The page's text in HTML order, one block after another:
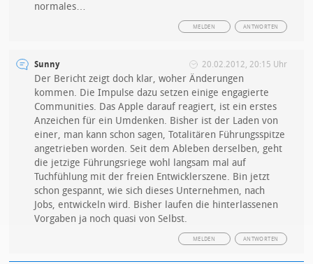
normales…
ANTWORTEN
MELDEN
Sunny 20.02.2012, 20:15 Uhr
Der Bericht zeigt doch klar, woher Änderungen
kommen. Die Impulse dazu setzen einige engagierte
Communities. Das Apple darauf reagiert, ist ein erstes
Anzeichen für ein Umdenken. Bisher ist der Laden von
einer, man kann schon sagen, Totalitären Führungsspitze
angetrieben worden. Seit dem Ableben derselben, geht
die jetzige Führungsriege wohl langsam mal auf
Tuchfühlung mit der freien Entwicklerszene. Bin jetzt
schon gespannt, wie sich dieses Unternehmen, nach
Jobs, entwickeln wird. Bisher laufen die hinterlassenen
Vorgaben ja noch quasi von Selbst.
ANTWORTEN
MELDEN